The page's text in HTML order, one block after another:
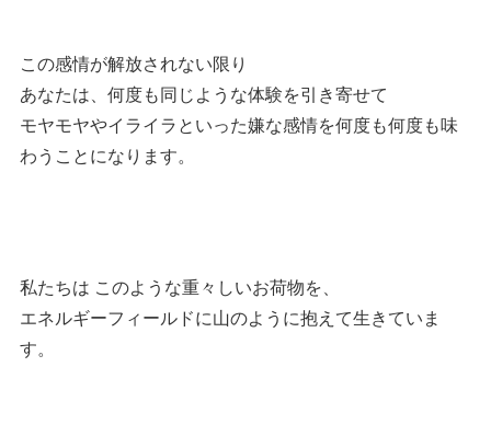
この感情が解放されない限り
あなたは、何度も同じような体験を引き寄せて
モヤモヤやイライラといった嫌な感情を何度も何度も味
わうことになります。
私たちは このような重々しいお荷物を、
エネルギーフィールドに山のように抱えて生きていま
す。